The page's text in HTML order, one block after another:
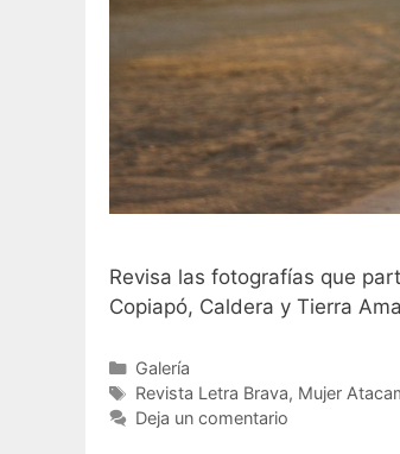
Revisa las fotografías que
Copiapó, Caldera y Tierra
Galería
Revista Letra Brava, Mujer
Deja un comentario